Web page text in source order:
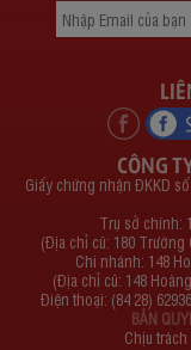
CÔNG
Giấy chứng nhận ĐKKD
Trụ sở chính:
(Địa chỉ cũ: 180 Trường
Chi nhánh: 148
(Địa chỉ cũ: 148
Điện thoại: (84 28)
BẢN
Chịu